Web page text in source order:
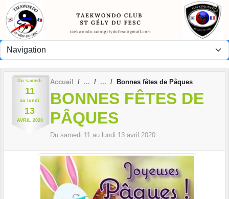
Du samedi
11
au lundi
13
AVRIL 2020
Accueil Bonnes fêtes de Pâques
BONNES FÊTES DE
PÂQUES
Du samedi 11 au lundi 13 avril 2020
Panneau de gestion des cookies